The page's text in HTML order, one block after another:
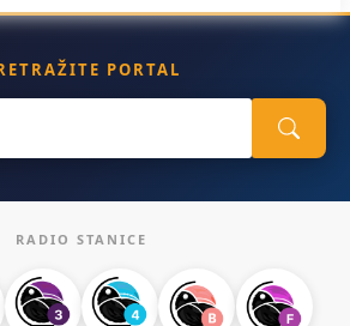
PORTAL
RADIO STANICE